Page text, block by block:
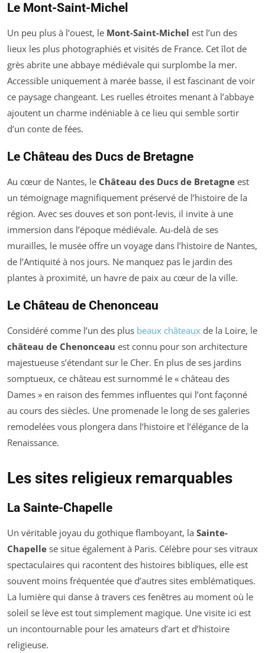
Le Mont-Saint-Michel
Un peu plus à l’ouest, le Mont-Saint-Michel est l’un des
lieux les plus photographiés et visités de France. Cet îlot de
grès abrite une abbaye médiévale qui surplombe la mer.
Accessible uniquement à marée basse, il est fascinant de voir
ce paysage changeant. Les ruelles étroites menant à l’abbaye
ajoutent un charme indéniable à ce lieu qui semble sortir
d’un conte de fées.
Le Château des Ducs de Bretagne
Au cœur de Nantes, le Château des Ducs de Bretagne est
un témoignage magnifiquement préservé de l’histoire de la
région. Avec ses douves et son pont-levis, il invite à une
immersion dans l’époque médiévale. Au-delà de ses
murailles, le musée offre un voyage dans l’histoire de Nantes,
de l’Antiquité à nos jours. Ne manquez pas le jardin des
plantes à proximité, un havre de paix au cœur de la ville.
Le Château de Chenonceau
Considéré comme l’un des plus beaux châteaux de la Loire, le
château de Chenonceau est connu pour son architecture
majestueuse s’étendant sur le Cher. En plus de ses jardins
somptueux, ce château est surnommé le « château des
Dames » en raison des femmes influentes qui l’ont façonné
au cours des siècles. Une promenade le long de ses galeries
remodelées vous plongera dans l’histoire et l’élégance de la
Renaissance.
Les sites religieux remarquables
La Sainte-Chapelle
Un véritable joyau du gothique flamboyant, la Sainte-
Chapelle se situe également à Paris. Célèbre pour ses vitraux
spectaculaires qui racontent des histoires bibliques, elle est
souvent moins fréquentée que d’autres sites emblématiques.
La lumière qui danse à travers ces fenêtres au moment où le
soleil se lève est tout simplement magique. Une visite ici est
un incontournable pour les amateurs d’art et d’histoire
religieuse.